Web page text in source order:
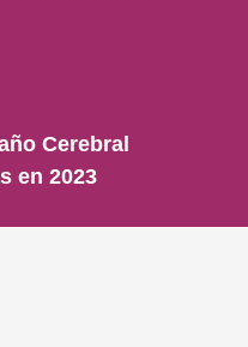
Cerebral
en 2023